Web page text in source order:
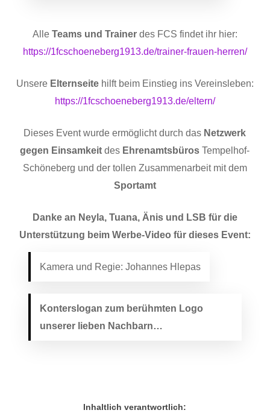
Alle Teams und Trainerdes FCS findet ihr hier:
https://1fcschoeneberg1913.de/trainer-frauen-herren/
Unsere Elternseitehilft beim Einstieg ins Vereinsleben:
https://1fcschoeneberg1913.de/eltern/
Dieses Event wurde ermöglicht durch das Netzwerk
gegen Einsamkeit des Ehrenamtsbüros Tempelhof-
Schöneberg und der tollen Zusammenarbeit mit dem
Sportamt
Danke an Neyla, Tuana, Änis und LSB für die
Unterstützung beim Werbe-Video für dieses Event:
Kamera und Regie: Johannes Hlepas
Konterslogan zum berühmten Logo
unserer lieben Nachbarn…
Inhaltlich verantwortlich: